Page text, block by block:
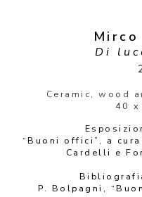
Di
Ceramic, wood
40 x
“Buoni offici”, a
Cardelli e
P. Bolpagni,